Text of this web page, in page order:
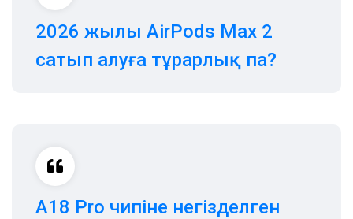
2026 жылы AirPods Max 2
сатып алуға тұрарлық па?
A18 Pro чипіне негізделген